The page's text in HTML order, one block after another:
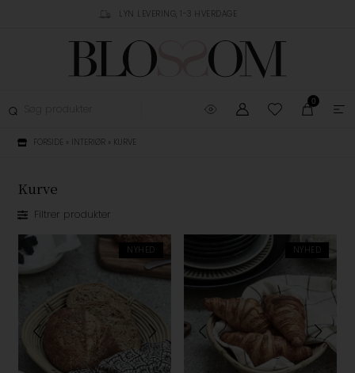
GRATIS FRAGT OVER 499,-
0
FORSIDE » INTERIØR » KURVE
Kurve
Filtrer produkter
NYHED NYHED